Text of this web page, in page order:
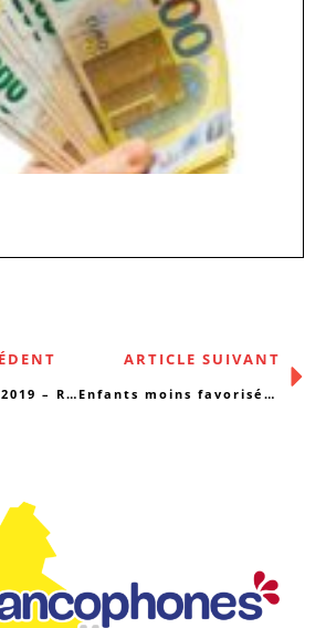
Du 20 au 23/02/2019 – Rencontres Images Mentales
ARTICLE SUIVANT
Enfants moins favorisés : appel à projets 2019